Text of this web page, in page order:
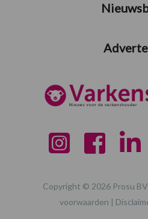
Copyright © 2026 Prosu
voorwaarden |